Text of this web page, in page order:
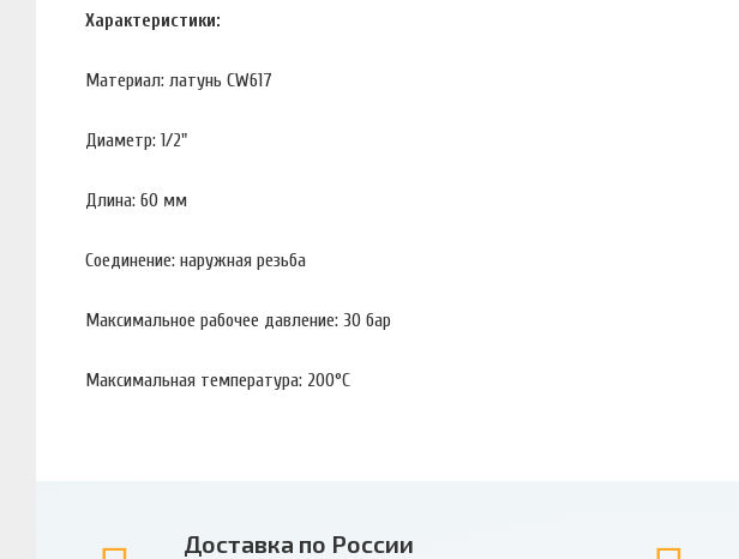
Характеристики:
Материал: латунь CW617
Диаметр: 1/2"
Длина: 60 мм
Соединение: наружная резьба
Максимальное рабочее давление: 30 бар
Максимальная температура: 200°С
Доставка по России